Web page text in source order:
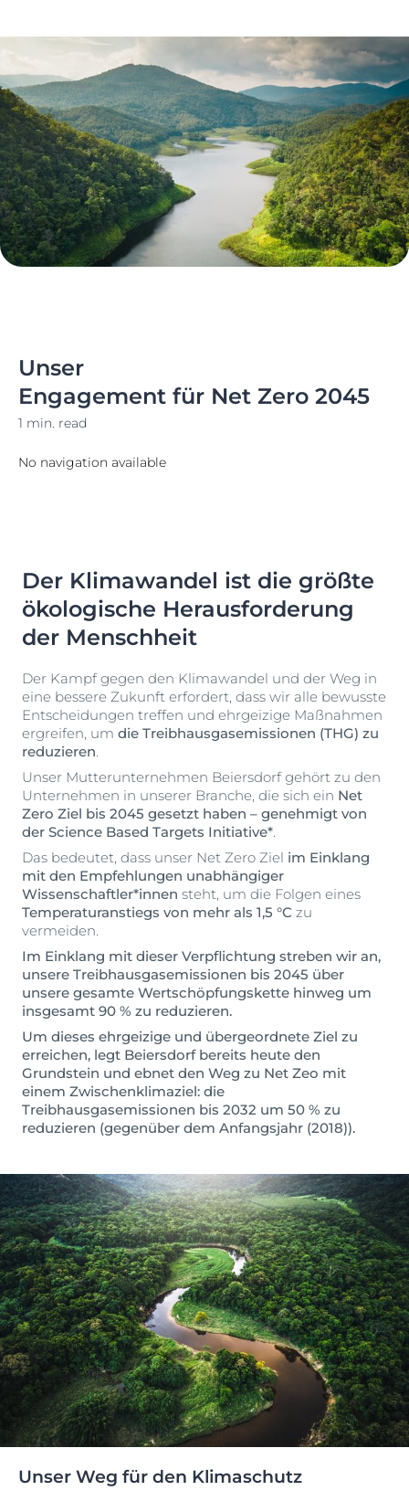
Unser
Engagement für Net Zero 2045
1 min. read
No navigation available
Der Klimawandel ist die größte
ökologische Herausforderung
der Menschheit
Der Kampf gegen den Klimawandel und der Weg in
eine bessere Zukunft erfordert, dass wir alle bewusste
Entscheidungen treffen und ehrgeizige Maßnahmen
ergreifen, um die Treibhausgasemissionen (THG) zu
reduzieren.
Unser Mutterunternehmen Beiersdorf gehört zu den
Unternehmen in unserer Branche, die sich ein Net
Zero Ziel bis 2045 gesetzt haben – genehmigt von
der Science Based Targets Initiative*.
Das bedeutet, dass unser Net Zero Ziel im Einklang
mit den Empfehlungen unabhängiger
Wissenschaftler*innen steht, um die Folgen eines
Temperaturanstiegs von mehr als 1,5 °C zu
vermeiden.
Im Einklang mit dieser Verpflichtung streben wir an,
unsere Treibhausgasemissionen bis 2045 über
unsere gesamte Wertschöpfungskette hinweg um
insgesamt 90 % zu reduzieren.
Um dieses ehrgeizige und übergeordnete Ziel zu
erreichen, legt Beiersdorf bereits heute den
Grundstein und ebnet den Weg zu Net Zeo mit
einem Zwischenklimaziel: die
Treibhausgasemissionen bis 2032 um 50 % zu
reduzieren (gegenüber dem Anfangsjahr (2018)).
Unser Weg für den Klimaschutz